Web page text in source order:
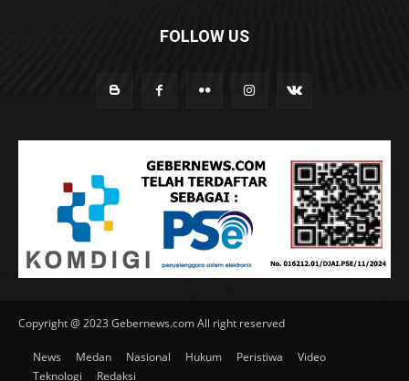
FOLLOW US
Copyright @ 2023 Gebernews.com All right reserved
News Medan Nasional Hukum Peristiwa
Video
Teknologi
Redaksi